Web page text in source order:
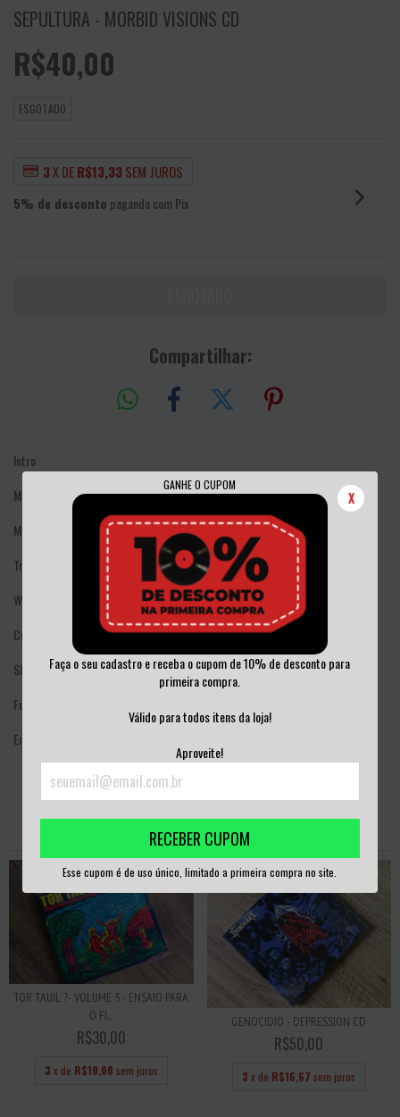
GANHE O CUPOM
X
Faça o seu cadastro e receba o cupom de 10% de desconto para
primeira compra.
Válido para todos itens da loja!
Aproveite!
RECEBER CUPOM
Esse cupom é de uso único, limitado a primeira compra no site.
SEPULTURA - MORBID VISIONS CD
R$40,00
ESGOTADO
3X DER$13,33SEM JUROS
5% de desconto pagando com Pix
Compartilhar:
Intro
Morbid Visions
Mayhem
Troops Of Doom
War
Crucifixion
Show Me The Wrath
Funeral Rites
Empire Of The Damned
PRODUTOS SIMILARES
TOR TAUIL ?- VOLUME 5 - ENSAIO PARA
O FI...
R$30,00
3 x de R$10,00 sem juros
GENOCIDIO - DEPRESSION CD
R$50,00
3 x de R$16,67 sem juros